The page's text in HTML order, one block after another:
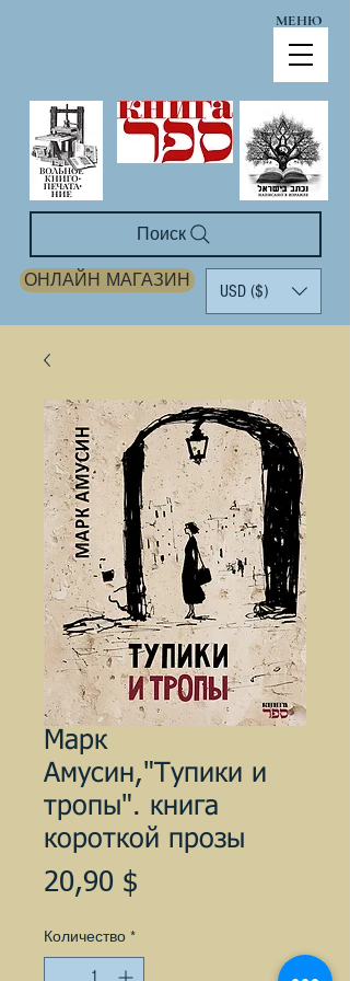
МЕНЮ
ОНЛАЙН МАГАЗИН
USD ($)
Поиск
Марк
Амусин,"Тупики и
тропы". книга
короткой прозы
20,90 $
Количество *